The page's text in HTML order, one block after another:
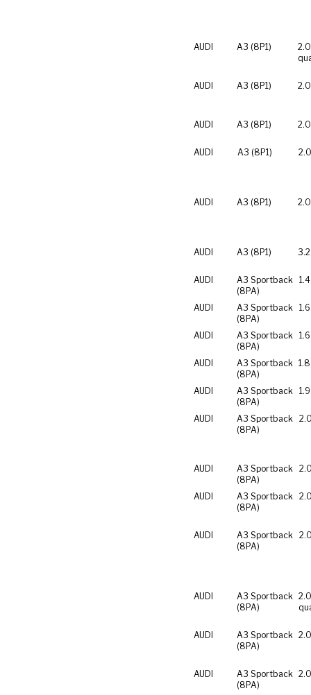
AUDI A3 (8P1)
AUDI A3 (8P1)
AUDI A3 (8P1)
AUDI A3 (8P1)
AUDI A3 (8P1)
AUDI A3 (8P1)
AUDI
A3 Sportback
(8PA)
AUDI
A3 Sportback
(8PA)
1.6
AUDI
A3 Sportback
(8PA)
AUDI
A3 Sportback
(8PA)
AUDI
A3 Sportback
(8PA)
AUDI
A3 Sportback
(8PA)
AUDI
A3 Sportback
(8PA)
AUDI
A3 Sportback
(8PA)
AUDI
A3 Sportback
(8PA)
AUDI
A3 Sportback
(8PA)
AUDI
A3 Sportback
(8PA)
AUDI
A3 Sportback
(8PA)